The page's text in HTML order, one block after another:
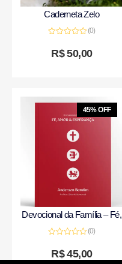
Caderneta Zelo
de
(0)
R$50,00
45% OFF
Devocional da Família – Fé,
de
(0)
R$45,00